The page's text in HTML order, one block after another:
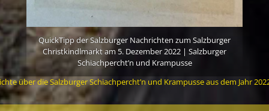
QuickTipp der Salzburger Nachrichten zum Salzburger
Christkindlmarkt am 5. Dezember 2022 | Salzburger
Schiachpercht’n und Krampusse
über die Salzburger Schiachpercht’n und Krampusse aus dem Jahr